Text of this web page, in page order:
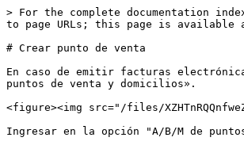
> For the complete documentation
to page URLs; this page is available
# Crear punto de venta
En caso de emitir facturas
puntos de venta y domicilios».
<figure><img src="/files/
Ingresar en la opción "A/B/M de